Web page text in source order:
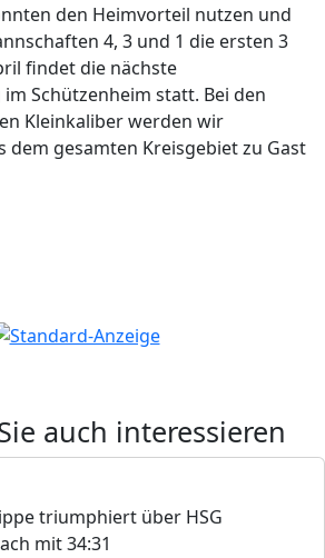
den Heimvorteil nutzen und
4, 3 und 1 die ersten 3
findet die nächste
Schützenheim statt. Bei den
Kleinkaliber werden wir
dem gesamten Kreisgebiet zu Gast
auch interessieren
triumphiert über HSG
mit 34:31